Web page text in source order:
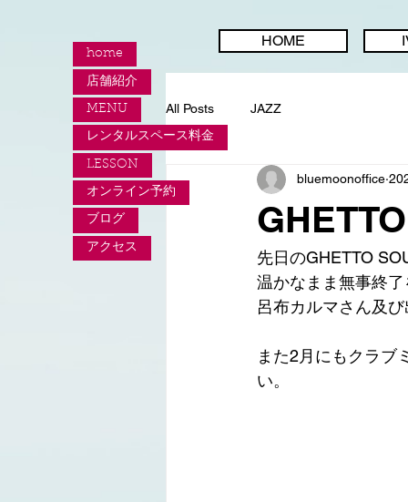
home
店舗紹介
MENU
レンタルスペース料金
LESSON
オンライン予約
ブログ
アクセス
HOME
All Posts JAZZ
bluemoonoffice
先日のGHETTO
温かなまま無事終
呂布カルマさん及
また2月にもクラブ
い。